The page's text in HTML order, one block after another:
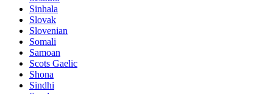
Sinhala
Slovak
Slovenian
Somali
Samoan
Scots Gaelic
Shona
Sindhi